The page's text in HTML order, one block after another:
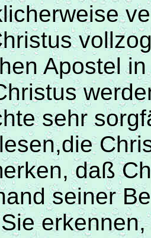
Apostel in
sehr
,die
daß
seiner